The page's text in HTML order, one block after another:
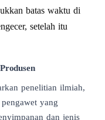
batas waktu di
setelah itu
penelitian ilmiah,
yang
dan jenis